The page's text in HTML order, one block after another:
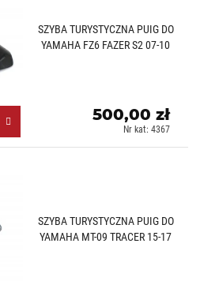
SZYBA TURYSTYCZNA PUIG DO
YAMAHA FZ6 FAZER S2 07-10
500,00 zł
Nr kat: 4367
SZYBA TURYSTYCZNA PUIG DO
YAMAHA MT-09 TRACER 15-17